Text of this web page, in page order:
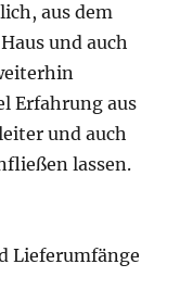
aus dem
und auch
Erfahrung aus
und auch
lassen.
Lieferumfänge